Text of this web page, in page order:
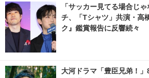
「サッカー見てる場合じ
チ、「Tシャツ」共演・高
ク』鑑賞報告に反響続々
大河ドラマ「豊臣兄弟！